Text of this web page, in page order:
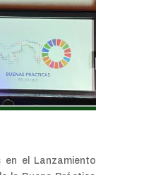
en el Lanzamiento